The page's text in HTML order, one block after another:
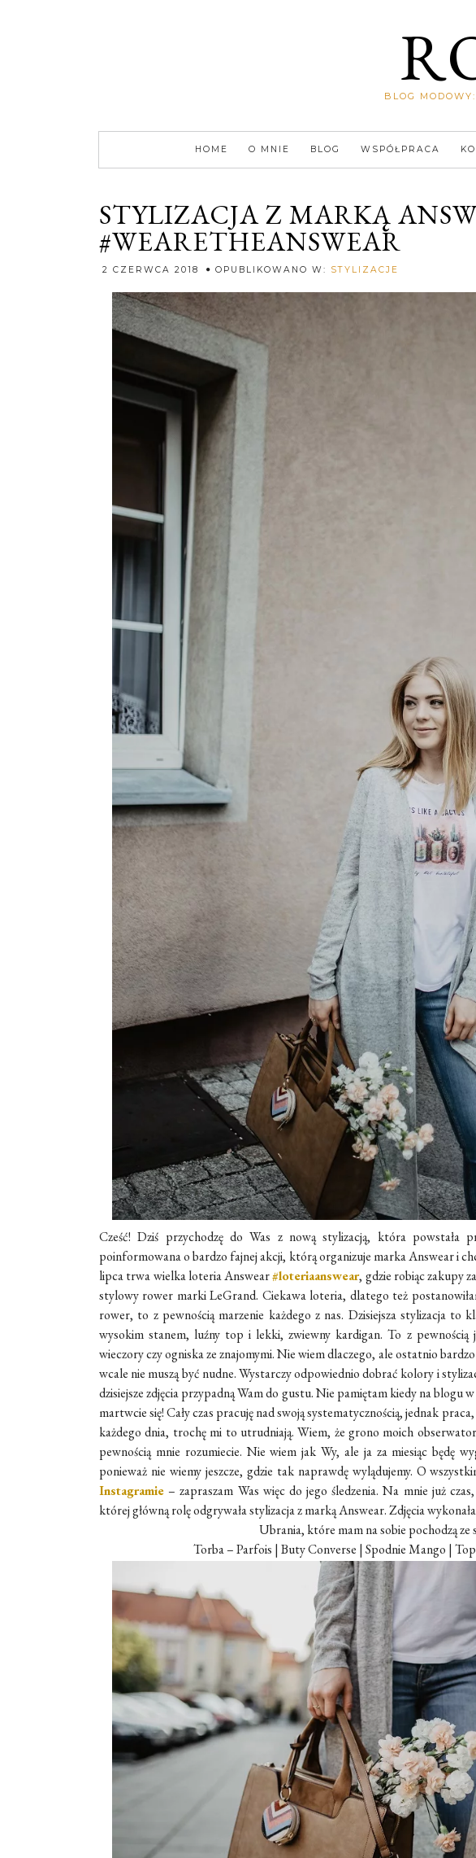
BLOG
HOME O MNIE BLOG WSPÓŁPRACA
STYLIZACJA Z MARKĄ
#WEARETHEANSWEAR
2 CZERWCA 2018 OPUBLIKOWANO W: STYLIZACJE
Cześć! Dziś przychodzę do Was z nową stylizacją, która powstała
poinformowana o bardzo fajnej akcji, którą organizuje marka Answear i
lipca trwa wielka loteria Answear#loteriaanswear, gdzie robiąc zakupy
stylowy rower marki LeGrand. Ciekawa loteria, dlatego też
rower, to z pewnością marzenie każdego z nas. Dzisiejsza stylizacja to
wysokim stanem, luźny top i lekki, zwiewny kardigan. To z pewnością
wieczory czy ogniska ze znajomymi. Nie wiem dlaczego, ale ostatnio
wcale nie muszą być nudne. Wystarczy odpowiednio dobrać kolory i
dzisiejsze zdjęcia przypadną Wam do gustu. Nie pamiętam kiedy na blogu
martwcie się! Cały czas pracuję nad swoją systematycznością, jednak
każdego dnia, trochę mi to utrudniają. Wiem, że grono moich
pewnością mnie rozumiecie. Nie wiem jak Wy, ale ja za miesiąc będę
ponieważ nie wiemy jeszcze, gdzie tak naprawdę wylądujemy. O
Instagramie – zapraszam Was więc do jego śledzenia. Na mnie już
której główną rolę odgrywała stylizacja z marką Answear. Zdjęcia
Ubrania, które mam na sobie pochodzą ze
Torba – Parfois | Buty Converse | Spodnie Mango |